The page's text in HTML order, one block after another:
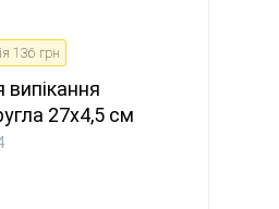
136 грн
27х4,5 см